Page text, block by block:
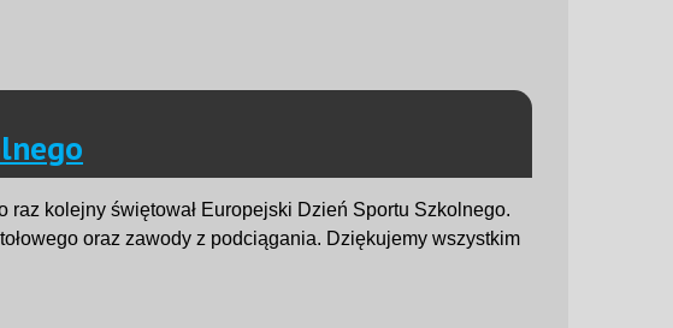
kolejny świętował Europejski Dzień Sportu Szkolnego.
oraz zawody z podciągania. Dziękujemy wszystkim